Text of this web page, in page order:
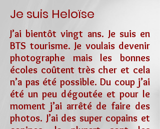
Je suis Heloïse
J’ai bientôt vingt ans. Je suis en
BTS tourisme. Je voulais devenir
photographe mais les bonnes
écoles coûtent très cher et cela
n’a pas été possible. Du coup j’ai
été un peu dégoutée et pour le
moment j’ai arrêté de faire des
photos. J’ai des super copains et